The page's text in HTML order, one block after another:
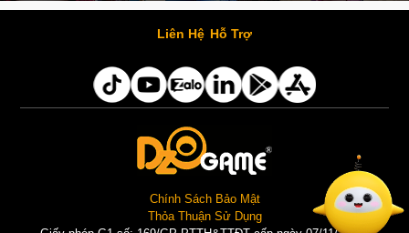
Những cô nàng nóng bỏng Boa Hancock, Nico Robin, Nami, Yamato hay Perona được AI vẽ lại dưới hình thức Cosplay cực kỳ chuẩn chỉnh.
Liên Hệ Hỗ Trợ
Chính Sách Bảo Mật
Thỏa Thuận Sử Dụng